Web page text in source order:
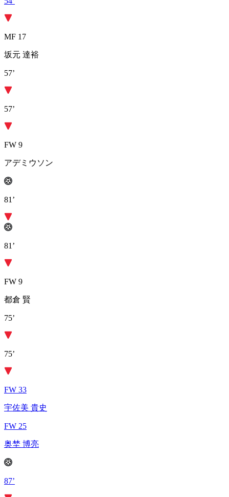
MF 17
坂元 達裕
57’
57’
FW 9
アデミウソン
81’
81’
FW 9
都倉 賢
75’
75’
FW 33
宇佐美 貴史
FW 25
奥埜 博亮
87’